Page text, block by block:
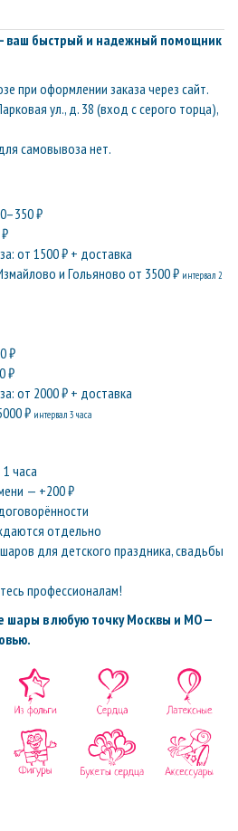
ваш быстрый и надежный помощник
при оформлении заказа через сайт.
ул., д. 38 (вход с серого торца),
самовывоза нет.
₽
от 1500 ₽ + доставка
и Гольяново от 3500 ₽ интервал 2
₽
₽
от 2000 ₽ + доставка
₽ интервал 3 часа
часа
— +200 ₽
отдельно
для детского праздника, свадьбы
профессионалам!
шары в любую точку Москвы и МО —